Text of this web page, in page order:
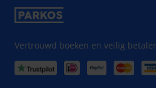
Vertrouwd boeken en veilig